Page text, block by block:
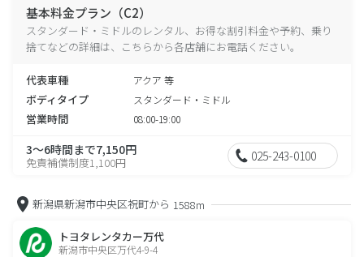
基本料金プラン（C2）
スタンダード・ミドルのレンタル、お得な割引料金や予約、乗り
捨てなどの詳細は、こちらから各店舗にお電話ください。
代表車種 アクア 等
ボディタイプ スタンダード・ミドル
営業時間 08:00-19:00
3～6時間まで7,150円
免責補償制度1,100円 025-243-0100
新潟県新潟市中央区祝町から 1588m
トヨタレンタカー万代
新潟市中央区万代4-9-4